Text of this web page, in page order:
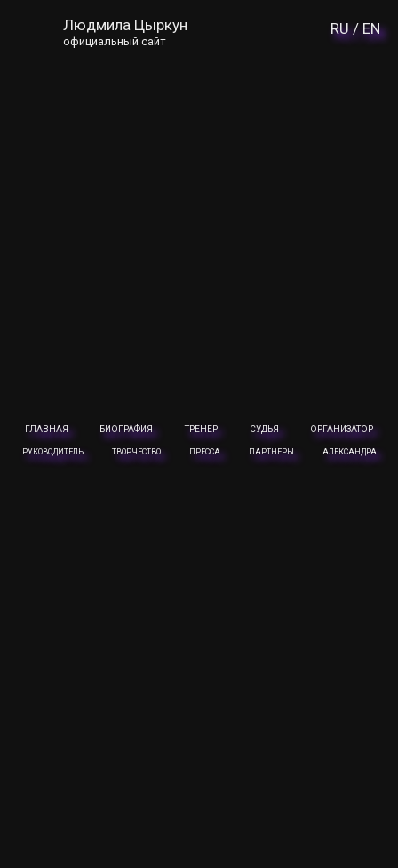
Людмила Цыркун
официальный сайт
RU / EN
ГЛАВНАЯ БИОГРАФИЯ ТРЕНЕР СУДЬЯ ОРГАНИЗАТОР
РУКОВОДИТЕЛЬ ТВОРЧЕСТВО ПРЕССА ПАРТНЕРЫ АЛЕКСАНДРА